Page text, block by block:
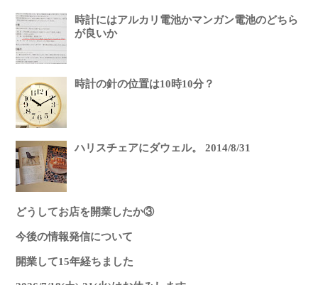
時計にはアルカリ電池かマンガン電池のどちら
が良いか
時計の針の位置は10時10分？
ハリスチェアにダウェル。 2014/8/31
どうしてお店を開業したか③
今後の情報発信について
開業して15年経ちました